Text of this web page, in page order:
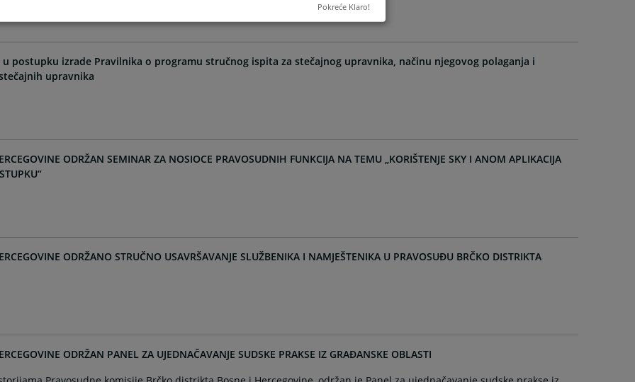
postupku izrade Pravilnika o programu stručnog ispita za stečajnog upravnika, načinu njegovog polaganja i
upravnika
ODRŽAN SEMINAR ZA NOSIOCE PRAVOSUDNIH FUNKCIJA NA TEMU „KORIŠTENJE SKY I ANOM APLIKACIJA
ODRŽANO STRUČNO USAVRŠAVANJE SLUŽBENIKA I NAMJEŠTENIKA U PRAVOSUĐU BRČKO DISTRIKTA
ODRŽAN PANEL ZA UJEDNAČAVANJE SUDSKE PRAKSE IZ GRAĐANSKE OBLASTI
Pokreće Klaro!